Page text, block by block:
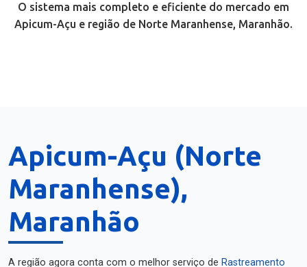
O sistema mais completo e eficiente do mercado em
Apicum-Açu e região de Norte Maranhense, Maranhão.
Apicum-Açu (Norte
Maranhense),
Maranhão
A região agora conta com o melhor serviço de Rastreamento